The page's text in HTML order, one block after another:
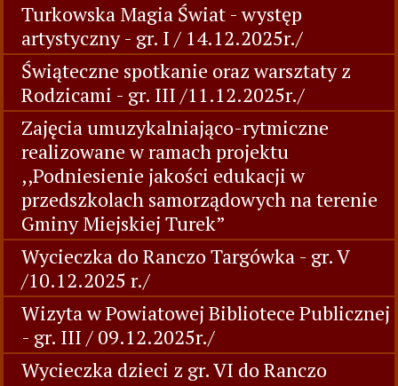
Turkowska Magia Świat - występ
artystyczny - gr. I / 14.12.2025r./
Świąteczne spotkanie oraz warsztaty z
Rodzicami - gr. III /11.12.2025r./
Zajęcia umuzykalniająco-rytmiczne
realizowane w ramach projektu
,,Podniesienie jakości edukacji w
przedszkolach samorządowych na terenie
Gminy Miejskiej Turek”
Wycieczka do Ranczo Targówka - gr. V
/10.12.2025 r./
Wizyta w Powiatowej Bibliotece Publicznej
- gr. III / 09.12.2025r./
Wycieczka dzieci z gr. VI do Ranczo